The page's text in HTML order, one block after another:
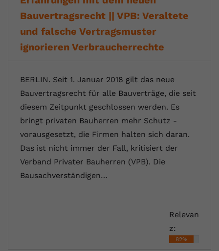
Bauvertragsrecht || VPB: Veraltete
und falsche Vertragsmuster
ignorieren Verbraucherrechte
BERLIN. Seit 1. Januar 2018 gilt das neue
Bauvertragsrecht für alle Bauverträge, die seit
diesem Zeitpunkt geschlossen werden. Es
bringt privaten Bauherren mehr Schutz -
vorausgesetzt, die Firmen halten sich daran.
Das ist nicht immer der Fall, kritisiert der
Verband Privater Bauherren (VPB). Die
Bausachverständigen…
Relevan
z:
82%